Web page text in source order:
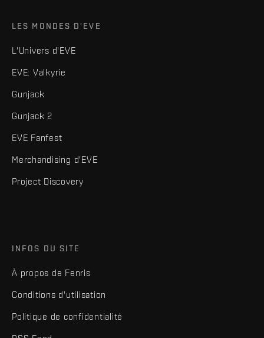
LES MONDES D'EVE
L'Univers d'EVE
EVE: Valkyrie
Gunjack
Gunjack 2
EVE Fanfest
Merchandising d'EVE
Project Discovery
INFOS DU SITE
À propos de Fenris
Conditions d'utilisation
Politique de confidentialité